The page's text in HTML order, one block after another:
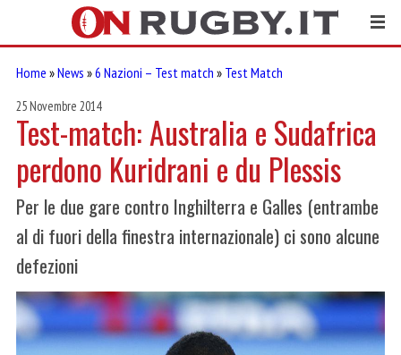
Home »News »6 Nazioni – Test match » Test Match
25 Novembre 2014
Test-match: Australia e Sudafrica
perdono Kuridrani e du Plessis
Per le due gare contro Inghilterra e Galles (entrambe
al di fuori della finestra internazionale) ci sono alcune
defezioni